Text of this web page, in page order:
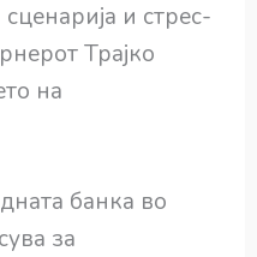
и стрес-
Трајко
на
банка во
за